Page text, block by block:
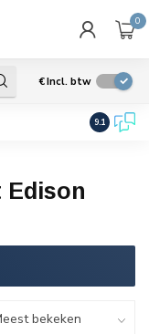
0
€Incl. btw
Wij
9.1
Edison